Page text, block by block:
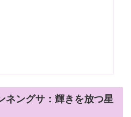
ネングサ：輝きを放つ星